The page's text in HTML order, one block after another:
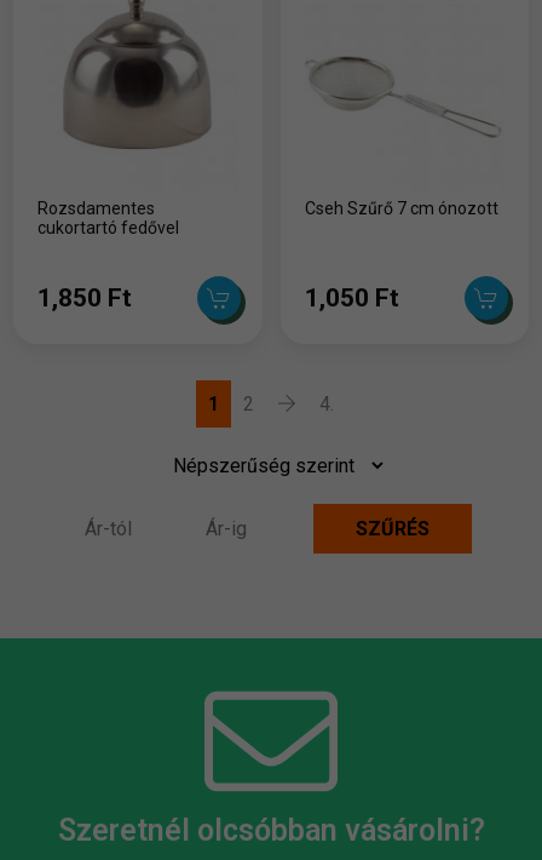
Rozsdamentes
cukortartó fedővel
1,850 Ft
Cseh Szűrő 7 cm ónozott
1,050 Ft
1 2 4.
Szeretnél olcsóbban vásárolni?